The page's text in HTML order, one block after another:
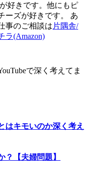
好きです。他にもピ
ーズが好きです。 あ
事のご相談は片隅舎/
ラ(Amazon)
で深く考えてま
はキモいのか深く考え
【夫婦問題】